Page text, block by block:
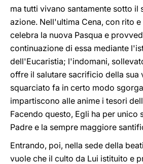
ma tutti vivano santamente sotto il
azione. Nell'ultima Cena, con rito
celebra la nuova Pasqua e
continuazione di essa mediante
dell'Eucaristia; l'indomani,
offre il salutare sacrificio della sua
squarciato fa in certo modo
impartiscono alle anime i tesori
Facendo questo, Egli ha per unico
Padre e la sempre maggiore
Entrando, poi, nella sede della
vuole che il culto da Lui istituito e